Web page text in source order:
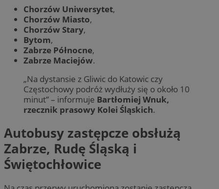
Chorzów Uniwersytet,
Chorzów Miasto,
Chorzów Stary,
Bytom,
Zabrze Północne,
Zabrze Maciejów.
„Na dystansie z Gliwic do Katowic czy
Częstochowy podróż wydłuży się o około 10
minut” – informuje Bartłomiej Wnuk,
rzecznik prasowy Kolei Śląskich.
Autobusy zastępcze obsłużą
Zabrze, Rudę Śląską i
Świętochłowice